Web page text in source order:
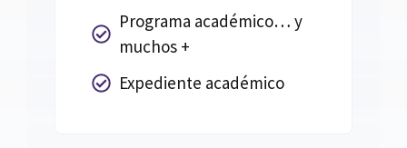
Programa académico… y
muchos +
Expediente académico